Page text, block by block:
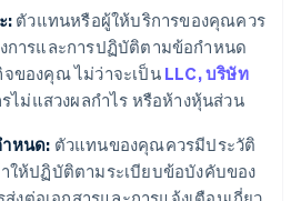
: ตัวแทนหรือผู้ให้บริการของคุณควร
การและการปฏิบัติตามข้อกำหนด
ของคุณ ไม่ว่าจะเป็น LLC, บริษัท
ไม่แสวงผลกำไร หรือห้างหุ้นส่วน
หนด: ตัวแทนของคุณควรมีประวัติ
ให้ปฏิบัติตามระเบียบข้อบังคับของ